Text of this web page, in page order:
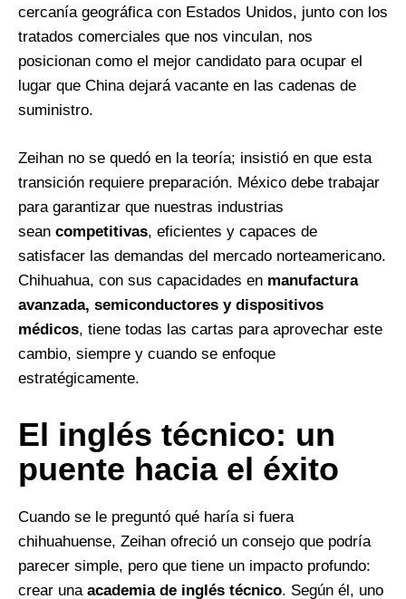
cercanía geográfica con Estados Unidos, junto con los
tratados comerciales que nos vinculan, nos
posicionan como el mejor candidato para ocupar el
lugar que China dejará vacante en las cadenas de
suministro.
Zeihan no se quedó en la teoría; insistió en que esta
transición requiere preparación. México debe trabajar
para garantizar que nuestras industrias
sean competitivas, eficientes y capaces de
satisfacer las demandas del mercado norteamericano.
Chihuahua, con sus capacidades en manufactura
avanzada, semiconductores y dispositivos
médicos, tiene todas las cartas para aprovechar este
cambio, siempre y cuando se enfoque
estratégicamente.
El inglés técnico: un
puente hacia el éxito
Cuando se le preguntó qué haría si fuera
chihuahuense, Zeihan ofreció un consejo que podría
parecer simple, pero que tiene un impacto profundo:
crear una academia de inglés técnico. Según él, uno